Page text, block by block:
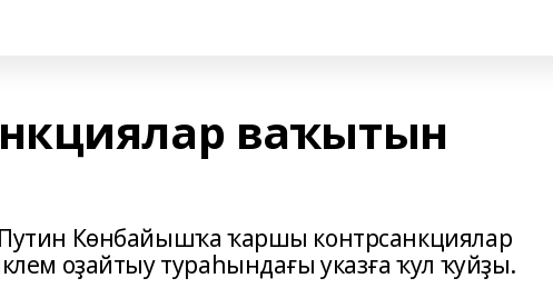
ваҡытын
Көнбайышҡа ҡаршы контрсанкциялар
оҙайтыу тураһындағы указға ҡул ҡуйҙы.